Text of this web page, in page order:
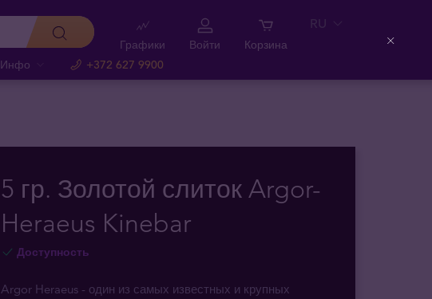
Инфо +372 627 9900
Графики Войти Корзина
RU
5 гр. Золотой слиток Argor-
Heraeus Kinebar
Доступность
Argor Heraeus - один из самых известных и крупных
Close